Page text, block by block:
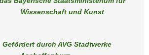
Wissenschaft und Kunst
Gefördert durch AVG Stadtwerke